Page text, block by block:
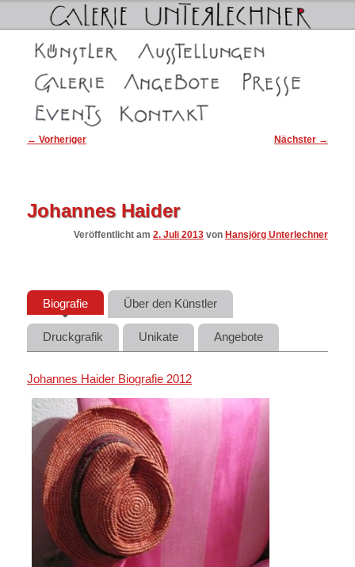
Galerie Unterlechner in Schwaz
Galerie Unterlechner in Schwaz
Zum
primären
Zum
sekundären
Künstler Ausstellungen
Die Galerien Angebote Presse
Events Kontakt
Beitragsnavigation
← Vorheriger Nächster →
Johannes Haider
Veröffentlicht am 2. Juli 2013 von Hansjörg Unterlechner
Biografie Über den Künstler
Druckgrafik Unikate Angebote
Johannes Haider Biografie 2012